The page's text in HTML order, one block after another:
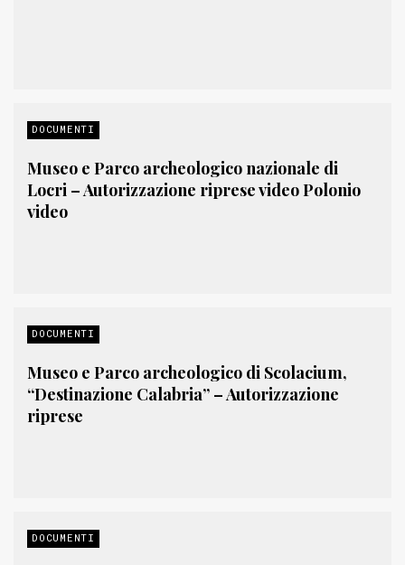
DOCUMENTI
Museo e Parco archeologico nazionale di
Locri – Autorizzazione riprese video Polonio
video
DOCUMENTI
Museo e Parco archeologico di Scolacium,
“Destinazione Calabria” – Autorizzazione
riprese
DOCUMENTI